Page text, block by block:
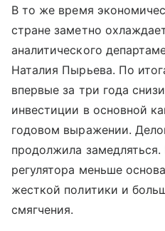
В то же время
стране заметно
аналитического
Наталия Пырьева. По
впервые за три года
инвестиции в основной
годовом выражении.
продолжила
регулятора меньше
жесткой политики и
смягчения.